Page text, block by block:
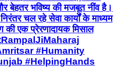
बेहतर भविष्य की मजबूत नींव है।
चल रहे सेवा कार्यों के माध्यम
एक प्रेरणादायक मिसाल
#Humanity
#HelpingHands